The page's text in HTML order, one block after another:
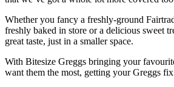
Whether you fancy a freshly-ground
freshly baked in store or a delicious sweet
great taste, just in a smaller space.
With Bitesize Greggs bringing your
want them the most, getting your Greggs fix